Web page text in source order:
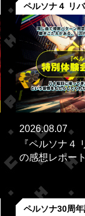
ペルソナ４ リ
2026.08.07
『ペルソナ４
の感想レポー
ペルソナ30周